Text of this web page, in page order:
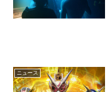
ニュース